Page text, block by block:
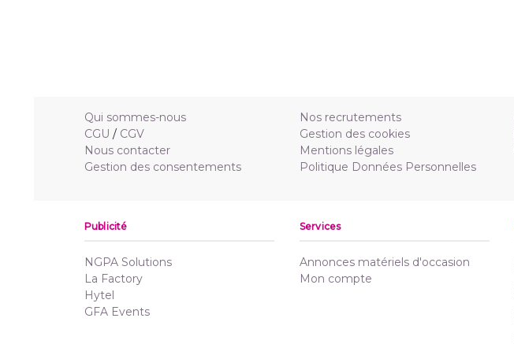
Qui sommes-nous
CGU / CGV
Nous contacter
Gestion des consentements
Nos recrutements
Gestion des cookies
Mentions légales
Politique Données Personnelles
Publicité
NGPA Solutions
La Factory
Hytel
GFA Events
Services
Annonces matériels d'occasion
Mon compte